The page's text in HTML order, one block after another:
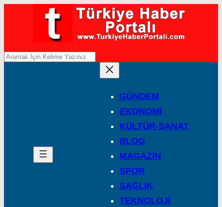
A
GÜNDEM
EKONOMİ
KÜLTÜR-SANAT
BLOG
MAGAZİN
SPOR
SAĞLIK
TEKNOLOJİ